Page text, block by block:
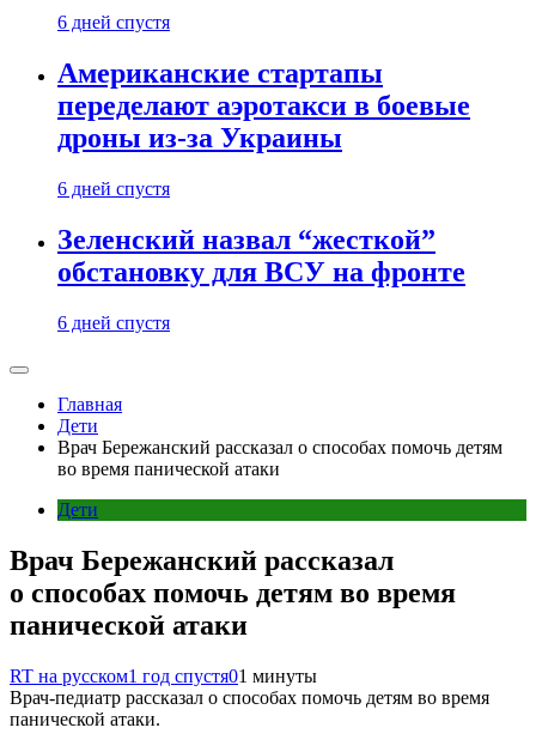
6 дней спустя
Американские стартапы
переделают аэротакси в боевые
дроны из-за Украины
6 дней спустя
Зеленский назвал “жесткой”
обстановку для ВСУ на фронте
6 дней спустя
Главная
Дети
Врач Бережанский рассказал о способах помочь детям
во время панической атаки
Дети
Врач Бережанский рассказал
о способах помочь детям во время
панической атаки
RT на русском1 год спустя01 минуты
Врач-педиатр рассказал о способах помочь детям во время
панической атаки.